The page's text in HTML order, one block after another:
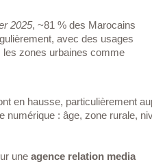
2025, ~81 % des Marocains
avec des usages
zones urbaines comme
en hausse, particulièrement
numérique : âge, zone rurale,
une agence relation media